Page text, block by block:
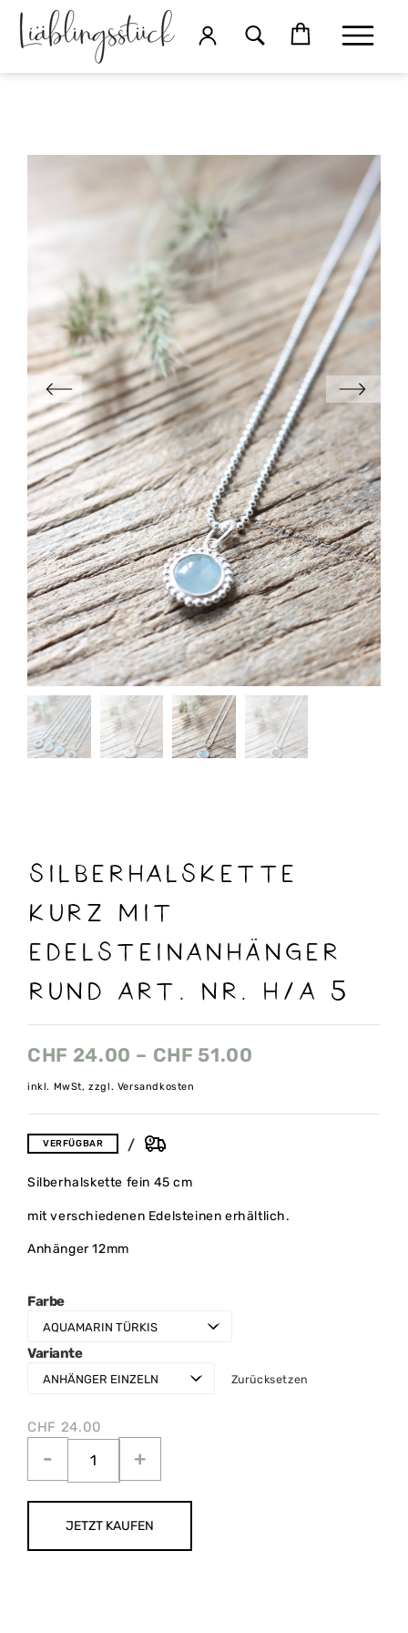
SILBERHALSKETTE
KURZ MIT
EDELSTEINANHÄNGER
RUND ART. NR. H/A 5
CHF 24.00 – CHF 51.00
inkl. MwSt, zzgl. Versandkosten
VERFÜGBAR
Silberhalskette fein 45 cm
mit verschiedenen Edelsteinen erhältlich.
Anhänger 12mm
Farbe
Variante
Zurücksetzen
CHF 24.00
JETZT KAUFEN